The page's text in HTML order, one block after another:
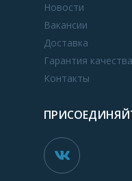
Новости
Вакансии
Доставка
Гарантия качества
Контакты